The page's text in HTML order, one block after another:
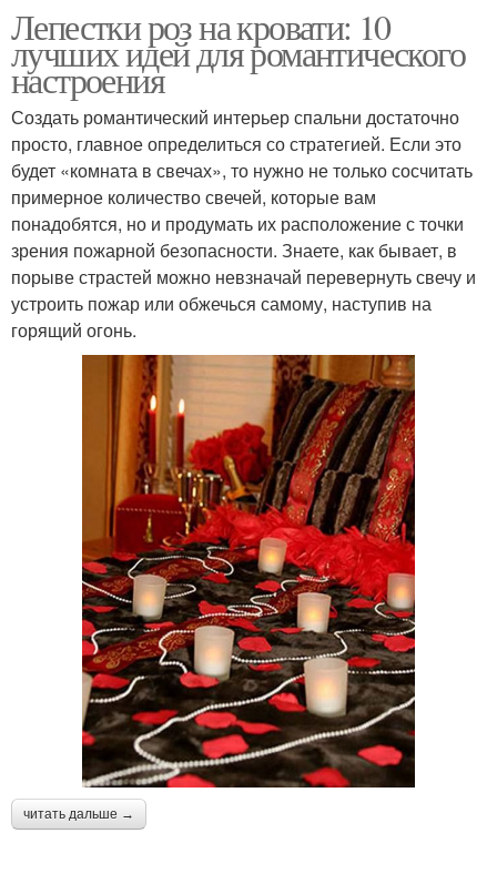
Лепестки роз на кровати: 10
лучших идей для романтического
настроения
Создать романтический интерьер спальни достаточно
просто, главное определиться со стратегией. Если это
будет «комната в свечах», то нужно не только сосчитать
примерное количество свечей, которые вам
понадобятся, но и продумать их расположение с точки
зрения пожарной безопасности. Знаете, как бывает, в
порыве страстей можно невзначай перевернуть свечу и
устроить пожар или обжечься самому, наступив на
горящий огонь.
читать дальше →